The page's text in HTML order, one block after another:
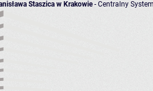
Staszica w Krakowie- Centralny